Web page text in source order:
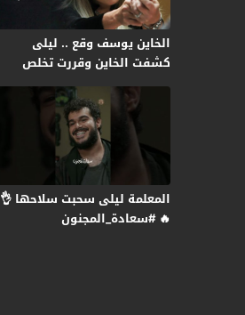
الخاين يوسف وقع .. ليلى
كشفت الخاين وقررت تخلص
عليه 🔥😱 سعادة المجنون
المعلمة ليلى سحبت سلاحها 👌
🔥 #سعادة_المجنون